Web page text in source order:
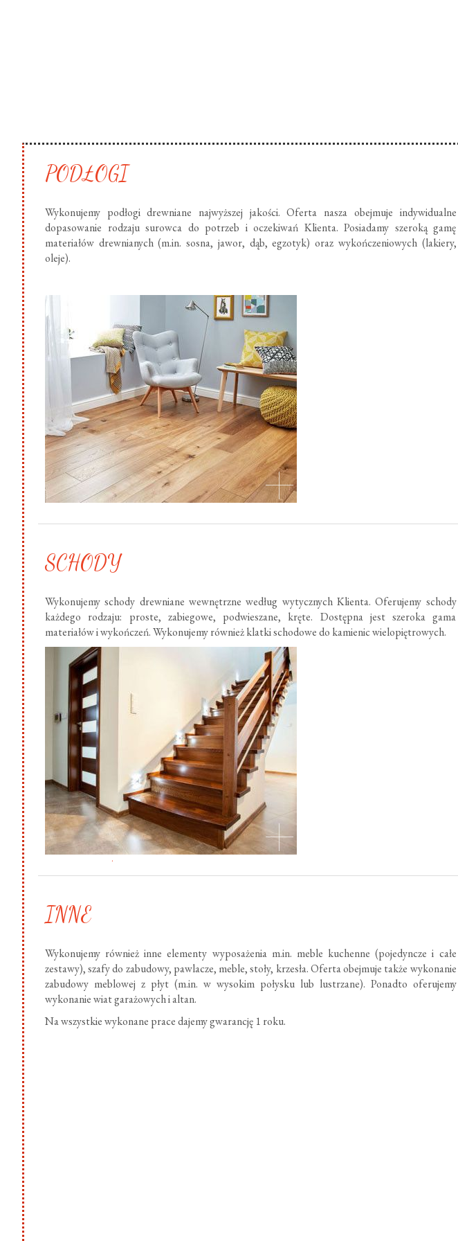
PODŁOGI
Wykonujemy podłogi drewniane najwyższej jakości. Oferta nasza obejmuje indywidualne
dopasowanie rodzaju surowca do potrzeb i oczekiwań Klienta. Posiadamy szeroką gamę
materiałów drewnianych (m.in. sosna, jawor, dąb, egzotyk) oraz wykończeniowych (lakiery,
oleje).
SCHODY
Wykonujemy schody drewniane wewnętrzne według wytycznych Klienta. Oferujemy schody
każdego rodzaju: proste, zabiegowe, podwieszane, kręte. Dostępna jest szeroka gama
materiałów i wykończeń. Wykonujemy również klatki schodowe do kamienic wielopiętrowych.
INNE
Wykonujemy również inne elementy wyposażenia m.in. meble kuchenne (pojedyncze i całe
zestawy), szafy do zabudowy, pawlacze, meble, stoły, krzesła. Oferta obejmuje także wykonanie
zabudowy meblowej z płyt (m.in. w wysokim połysku lub lustrzane). Ponadto oferujemy
wykonanie wiat garażowych i altan.
Na wszystkie wykonane prace dajemy gwarancję 1 roku.
.